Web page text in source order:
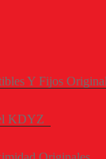
Y Fijos
KDYZ